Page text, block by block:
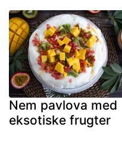
Nem pavlova med
eksotiske frugter